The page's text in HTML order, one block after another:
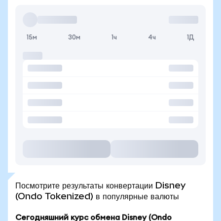
15м 30м 1ч 4ч 1Д
Посмотрите результаты конвертации Disney
(Ondo Tokenized) в популярные валюты
Сегодняшний курс обмена Disney (Ondo